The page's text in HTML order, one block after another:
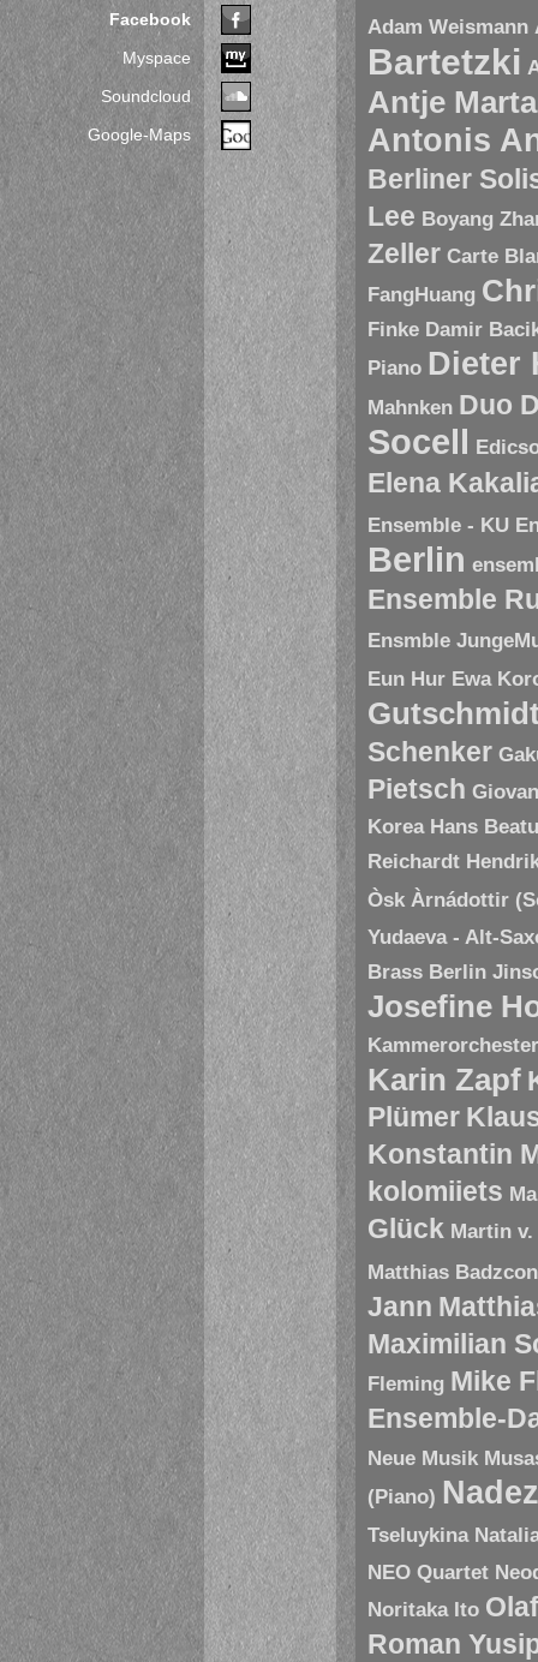
Facebook
Myspace
Soundcloud
Google-Maps
Adam Weismann
Bartetzki
Antje
Antonis
Berliner
Lee Boyang
Zeller Carte
FangHuang
Finke Damir
Piano Dieter
Mahnken Duo
Socell
Elena
Ensemble - KU
Berlin
Ensemble
Ensmble
Eun Hur Ewa
Schenker
Pietsch
Korea Hans
Reichardt
Òsk Àrnádottir
Yudaeva - Alt-
Brass Berlin
Josefine
Karin Zapf
Plümer
Konstantin
kolomiiets
Glück Martin
Matthias
Jann
Maximilian
Fleming Mike
Ensemble-
Neue Musik
(Piano)
Tseluykina
NEO Quartet
Noritaka Ito
Roman